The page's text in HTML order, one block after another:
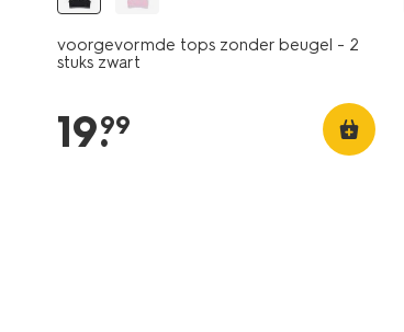
voorgevormde tops zonder beugel - 2
stuks zwart
19.
99